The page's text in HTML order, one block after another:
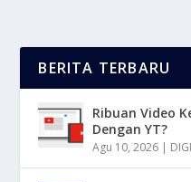
BERITA TERBARU
Ribuan Video
Dengan YT?
Agu 10, 2026 |